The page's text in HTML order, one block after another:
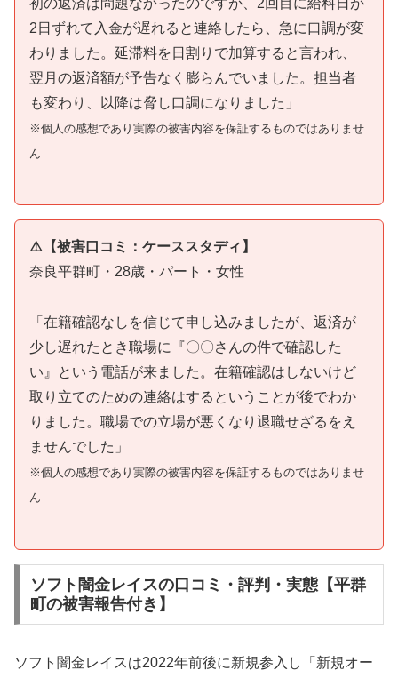
2日ずれて入金が遅れると連絡したら、急に口調が変
わりました。延滞料を日割りで加算すると言われ、
翌月の返済額が予告なく膨らんでいました。担当者
も変わり、以降は脅し口調になりました」
※個人の感想であり実際の被害内容を保証するものではありませ
ん
⚠️【被害口コミ：ケーススタディ】
奈良平群町・28歳・パート・女性
「在籍確認なしを信じて申し込みましたが、返済が
少し遅れたとき職場に『〇〇さんの件で確認した
い』という電話が来ました。在籍確認はしないけど
取り立てのための連絡はするということが後でわか
りました。職場での立場が悪くなり退職せざるをえ
ませんでした」
※個人の感想であり実際の被害内容を保証するものではありませ
ん
ソフト闇金レイスの口コミ・評判・実態【平群
町の被害報告付き】
ソフト闇金レイスは2022年前後に新規参入し「新規オー